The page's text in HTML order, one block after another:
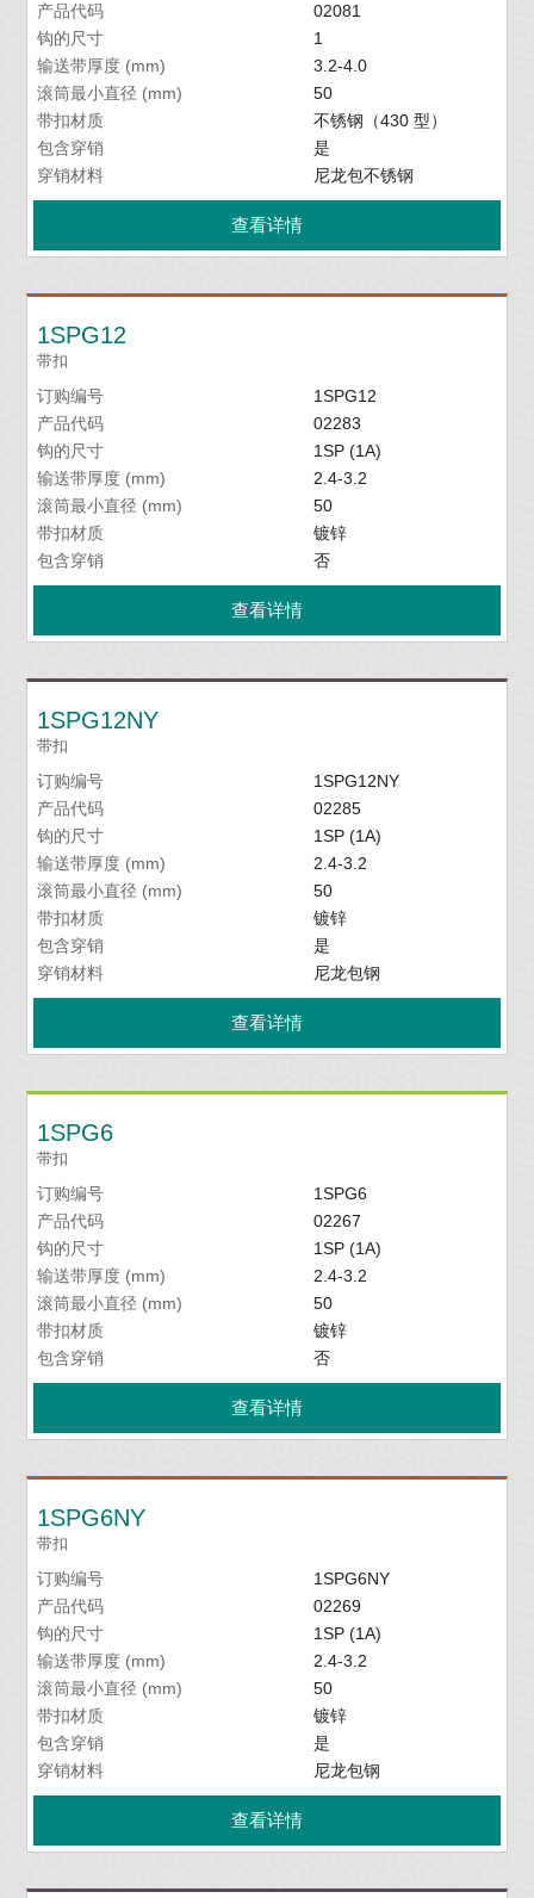
产品代码
02081
钩的尺寸
1
输送带厚度 (mm)
3.2-4.0
滚筒最小直径 (mm)
50
带扣材质
不锈钢（430 型）
包含穿销
是
穿销材料
尼龙包不锈钢
查看详情
1SPG12
带扣
订购编号
1SPG12
产品代码
02283
钩的尺寸
1SP (1A)
输送带厚度 (mm)
2.4-3.2
滚筒最小直径 (mm)
50
带扣材质
镀锌
包含穿销
否
查看详情
1SPG12NY
带扣
订购编号
1SPG12NY
产品代码
02285
钩的尺寸
1SP (1A)
输送带厚度 (mm)
2.4-3.2
滚筒最小直径 (mm)
50
带扣材质
镀锌
包含穿销
是
穿销材料
尼龙包钢
查看详情
1SPG6
带扣
订购编号
1SPG6
产品代码
02267
钩的尺寸
1SP (1A)
输送带厚度 (mm)
2.4-3.2
滚筒最小直径 (mm)
50
带扣材质
镀锌
包含穿销
否
查看详情
1SPG6NY
带扣
订购编号
1SPG6NY
产品代码
02269
钩的尺寸
1SP (1A)
输送带厚度 (mm)
2.4-3.2
滚筒最小直径 (mm)
50
带扣材质
镀锌
包含穿销
是
穿销材料
尼龙包钢
查看详情